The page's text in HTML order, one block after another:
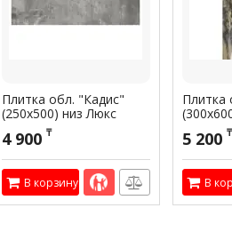
Плитка обл. "Кадис"
(250х500) низ Люкс
1,2525050054
Артикул:
4 900 ₸
В корзину
Плитка
Артикул:
5 200 ₸
В